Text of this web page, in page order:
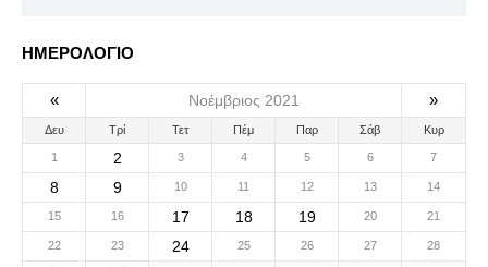
ΗΜΕΡΟΛΟΓΙΟ
« Νοέμβριος 2021 »
Δευ Τρί Τετ Πέμ Παρ Σάβ Κυρ
1 2 3 4 5 6 7
8 9 10 11 12 13 14
15 16 17 18 19 20 21
22 23 24 25 26 27 28